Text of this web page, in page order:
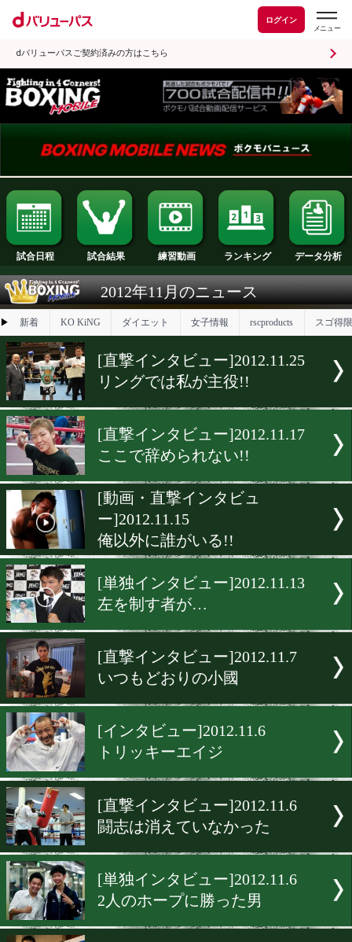
ログイン
dバリューパスご契約済みの方はこちら
試合日程 試合結果 練習動画 ランキング
2012年11月のニュース
▶ 新着 KO KiNG ダイエット 女子情報
[直撃インタビュー
リングでは私が主役!!
[直撃インタビュー
ここで辞められない!!
[動画・直撃インタビュ
ー]2012.11.15
俺以外に誰がいる!!
[単独インタビュー
左を制す者が…
いつもどおりの小國
[インタビュー]2012.11.6
トリッキーエイジ